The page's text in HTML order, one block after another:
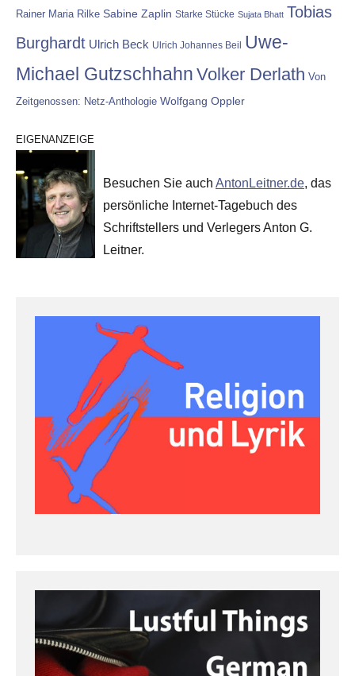
Rainer Maria Rilke Sabine Zaplin Starke Stücke Sujata Bhatt Tobias
Burghardt Ulrich Beck Ulrich Johannes Beil Uwe-
Michael Gutzschhahn Volker Derlath Von
Zeitgenossen: Netz-Anthologie Wolfgang Oppler
EIGENANZEIGE
Besuchen Sie auch AntonLeitner.de, das
persönliche Internet-Tagebuch des
Schriftstellers und Verlegers Anton G.
Leitner.